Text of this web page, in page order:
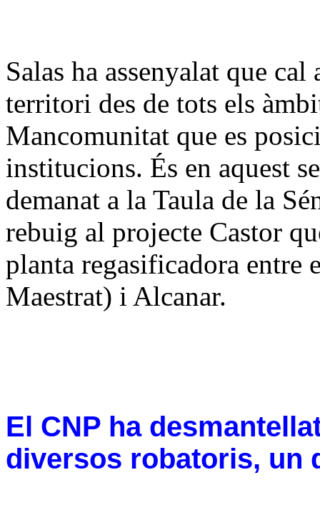
Salas ha assenyalat que
territori des de tots els
Mancomunitat que es
institucions. És en aquest
demanat a la Taula de la
rebuig al projecte Castor
planta regasificadora entre
Maestrat) i Alcanar.
El CNP ha
diversos robatoris, un